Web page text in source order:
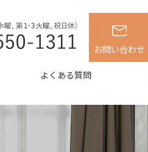
お問い合わせ
よくある質問